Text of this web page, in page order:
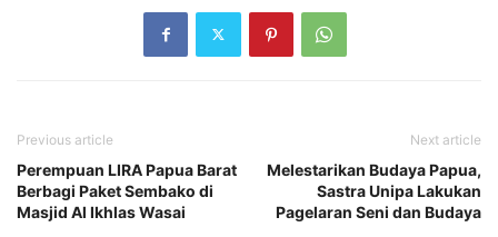
Previous article
Perempuan LIRA Papua Barat
Berbagi Paket Sembako di
Masjid Al Ikhlas Wasai
Next article
Melestarikan Budaya Papua,
Sastra Unipa Lakukan
Pagelaran Seni dan Budaya